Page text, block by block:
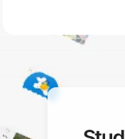
ユーザー同士で質問・